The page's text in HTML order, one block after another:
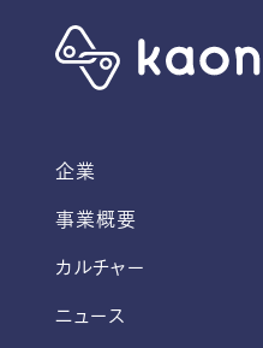
企業
事業概要
カルチャー
ニュース